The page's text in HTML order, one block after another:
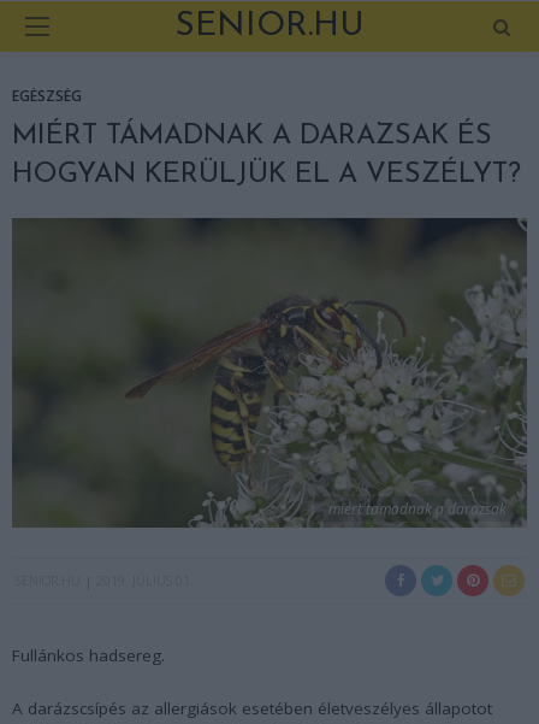
SENIOR.HU
EGÉSZSÉG
MIÉRT TÁMADNAK A DARAZSAK ÉS
HOGYAN KERÜLJÜK EL A VESZÉLYT?
miert tamadnak a darazsak
Fullánkos hadsereg.
A darázscsípés az allergiások esetében életveszélyes állapotot